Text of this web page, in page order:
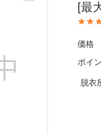
[最
価格
ポイ
脱衣